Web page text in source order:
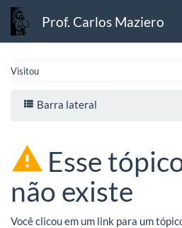
Prof. Carlos Maziero
Visitou
Barra lateral
Esse
não existe
Você clicou em um link para um